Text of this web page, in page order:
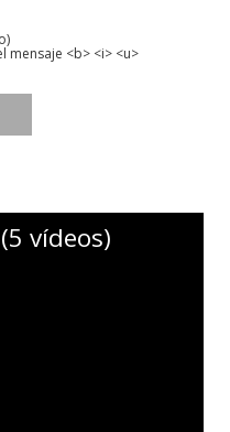
mensaje <b> <i> <u>
vídeos)